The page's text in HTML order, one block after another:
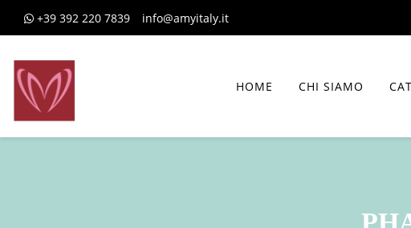
+39 392 220 7839 info@amyitaly.it
HOME CHI SIAMO